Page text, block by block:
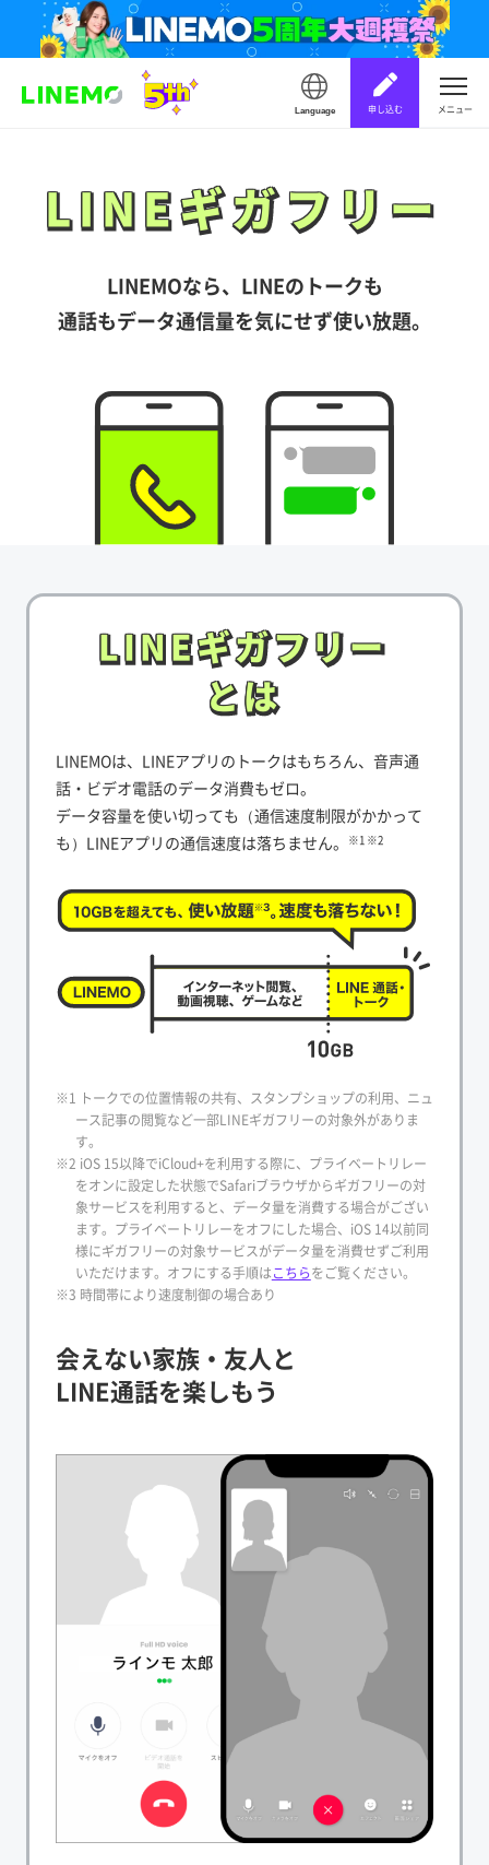
Language 申し込む メニュー
LINEギガフリー
LINEギガフリー
LINEMOなら、LINEのトークも
通話もデータ通信量を気にせず使い放題。
LINEギガフリー
とは
LINEギガフリー
とは
LINEMOは、LINEアプリのトークはもちろん、音声通
話・ビデオ電話のデータ消費もゼロ。
データ容量を使い切っても（通信速度制限がかかって
も）LINEアプリの通信速度は落ちません。
※1 ※2
※1 トークでの位置情報の共有、スタンプショップの利用、ニュ
ース記事の閲覧など一部LINEギガフリーの対象外がありま
す。
※2 iOS 15以降でiCloud+を利用する際に、プライベートリレー
をオンに設定した状態でSafariブラウザからギガフリーの対
象サービスを利用すると、データ量を消費する場合がござい
ます。プライベートリレーをオフにした場合、iOS 14以前同
様にギガフリーの対象サービスがデータ量を消費せずご利用
いただけます。オフにする手順はこちらをご覧ください。
※3 時間帯により速度制御の場合あり
会えない家族・友人と
LINE通話を楽しもう